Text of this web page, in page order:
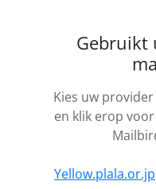
Gebruikt
Kies uw
en klik erop
Yellow.plala.or.jp